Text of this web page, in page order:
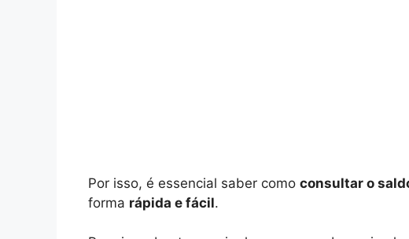
Por isso, é essencial saber como consultar o
forma rápida e fácil.